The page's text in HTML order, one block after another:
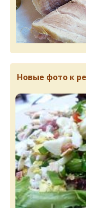
Новые фото к